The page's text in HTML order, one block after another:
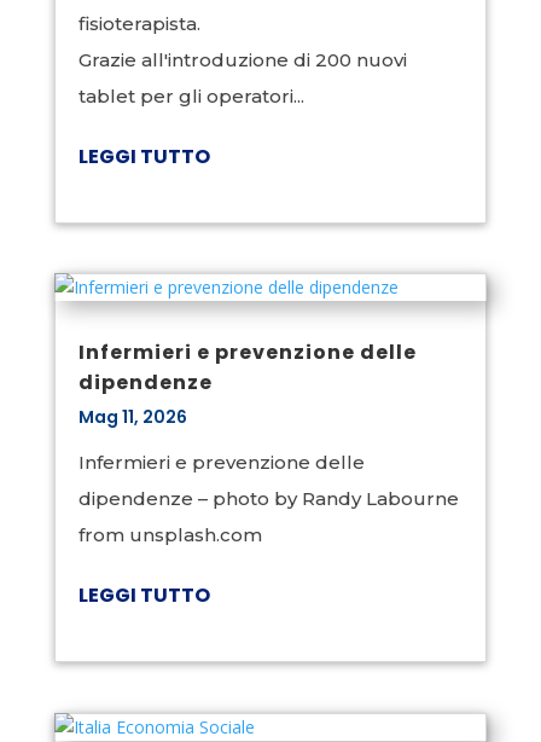
fisioterapista.
Grazie all'introduzione di 200 nuovi
tablet per gli operatori...
LEGGI TUTTO
Infermieri e prevenzione delle
dipendenze
Mag 11, 2026
Infermieri e prevenzione delle
dipendenze – photo by Randy Labourne
from unsplash.com
LEGGI TUTTO